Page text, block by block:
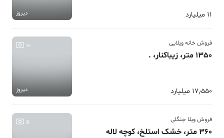
11 میلیارد دیروز
فروش خانه ویلایی
1350 متر، زیباکنار، .
17٫550 میلیارد
10
دیروز
فروش ویلا جنگلی
360 متر، خشک استلخ، کوچه لاله
5